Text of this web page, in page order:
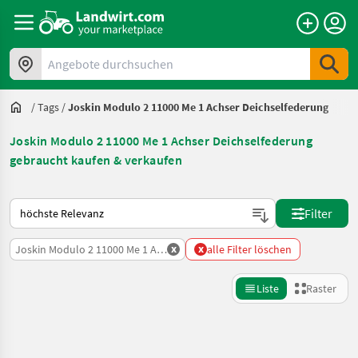
Angebote durchsuchen
/Tags /Joskin Modulo 2 11000 Me 1 Achser Deichselfederung
Joskin Modulo 2 11000 Me 1 Achser Deichselfederung
gebraucht kaufen & verkaufen
So wird auf Landwirt.com sortiert
Filter
Joskin Modulo 2 11000 Me 1 Achser Deichselfederung
x x alle Filter löschen
Liste Raster